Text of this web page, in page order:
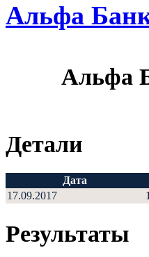
Альфа
Альфа
Детали
Дата
17.09.2017
Результаты